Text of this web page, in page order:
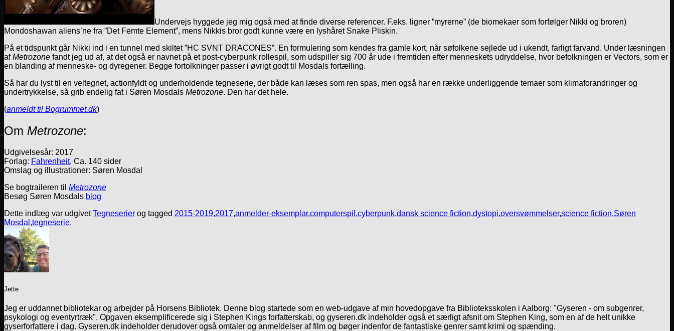
Undervejs hyggede jeg mig også med at finde diverse referencer. F.eks. ligner ”myrerne” (de biomekaer som forfølger Nikki og broren)
Mondoshawan aliens’ne fra ”Det Femte Element”, mens Nikkis bror godt kunne være en lyshåret Snake Pliskin.
På et tidspunkt går Nikki ind i en tunnel med skiltet ”HC SVNT DRACONES”. En formulering som kendes fra gamle kort, når søfolkene sejlede ud i ukendt, farligt farvand. Under læsningen
afMetrozone fandt jeg ud af, at det også er navnet på et post-cyberpunk rollespil, som udspiller sig 700 år ude i fremtiden efter menneskets udryddelse, hvor befolkningen er Vectors, som er
en blanding af menneske- og dyregener. Begge fortolkninger passer i øvrigt godt til Mosdals fortælling.
Så har du lyst til en veltegnet, actionfyldt og underholdende tegneserie, der både kan læses som ren spas, men også har en række underliggende temaer som klimaforandringer og
undertrykkelse, så grib endelig fat i Søren Mosdals Metrozone. Den har det hele.
(anmeldt til Bogrummet.dk)
Om Metrozone:
Udgivelsesår: 2017
Forlag: Fahrenheit, Ca. 140 sider
Omslag og illustrationer: Søren Mosdal
Se bogtraileren til Metrozone
Besøg Søren Mosdals blog
Dette indlæg var udgivetTegneserier og tagged 2015-2019,2017,anmelder-eksemplar,computerspil ,cyberpunk,dansk science fiction,dystopi,oversvømmelser,science fiction,Søren
Mosdal ,tegneserie.
Jette
Jeg er uddannet bibliotekar og arbejder på Horsens Bibliotek. Denne blog startede som en web-udgave af min hovedopgave fra Biblioteksskolen i Aalborg: "Gyseren - om subgenrer,
psykologi og eventyrtræk". Opgaven eksemplificerede sig i Stephen Kings forfatterskab, og gyseren.dk indeholder også et særligt afsnit om Stephen King, som en af de helt unikke
gyserforfattere i dag. Gyseren.dk indeholder derudover også omtaler og anmeldelser af film og bøger indenfor de fantastiske genrer samt krimi og spænding.